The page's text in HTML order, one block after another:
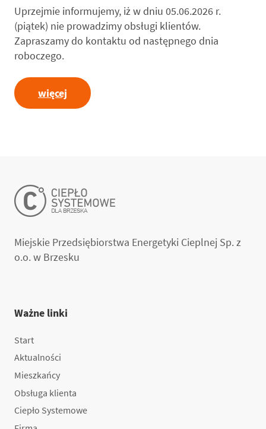
Uprzejmie informujemy, iż w dniu 05.06.2026 r.
(piątek) nie prowadzimy obsługi klientów.
Zapraszamy do kontaktu od następnego dnia
roboczego.
więcej
Miejskie Przedsiębiorstwa Energetyki Cieplnej Sp. z
o.o. w Brzesku
Ważne linki
Start
Aktualności
Mieszkańcy
Obsługa klienta
Ciepło Systemowe